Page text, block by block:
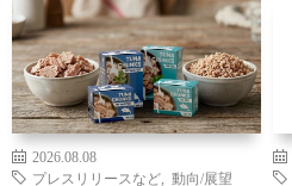
2026.08.08
プレスリリースなど
動向/展望